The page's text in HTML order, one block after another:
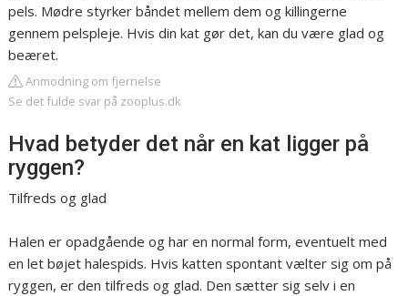
pels. Mødre styrker båndet mellem dem og killingerne
gennem pelspleje. Hvis din kat gør det, kan du være glad og
beæret.
Anmodning om fjernelse
Se det fulde svar på zooplus.dk
Hvad betyder det når en kat ligger på
ryggen?
Tilfreds og glad
Halen er opadgående og har en normal form, eventuelt med
en let bøjet halespids. Hvis katten spontant vælter sig om på
ryggen, er den tilfreds og glad. Den sætter sig selv i en